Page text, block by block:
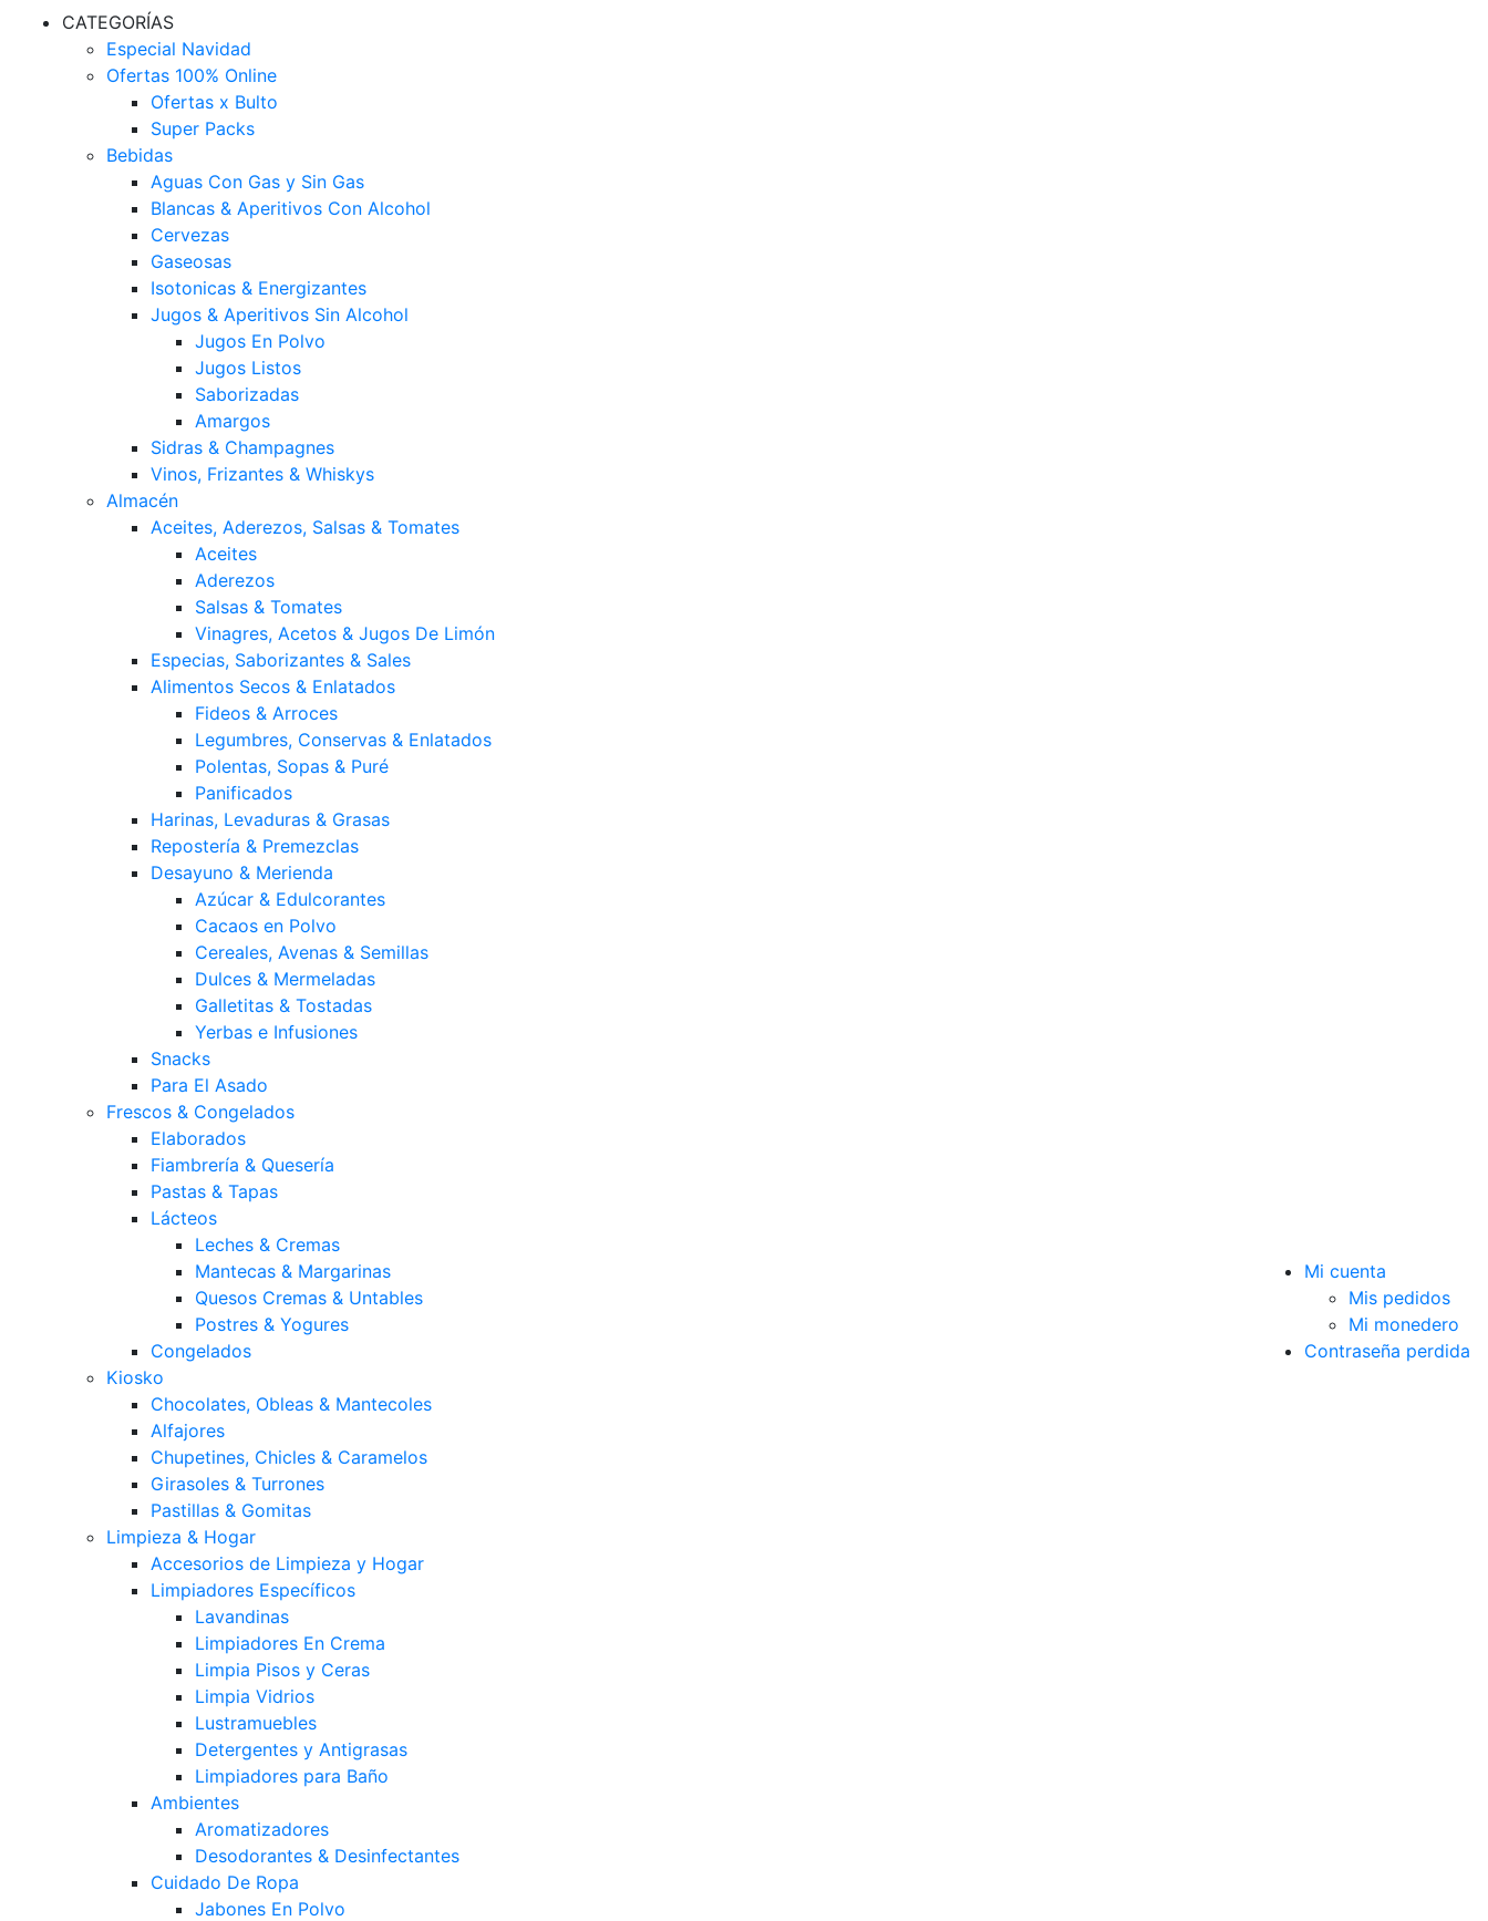
CATEGORÍAS
Especial Navidad
Ofertas 100% Online
Ofertas x Bulto
Super Packs
Bebidas
Aguas Con Gas y Sin Gas
Blancas & Aperitivos Con Alcohol
Cervezas
Gaseosas
Isotonicas & Energizantes
Jugos & Aperitivos Sin Alcohol
Jugos En Polvo
Jugos Listos
Saborizadas
Amargos
Sidras & Champagnes
Vinos, Frizantes & Whiskys
Almacén
Aceites, Aderezos, Salsas & Tomates
Aceites
Aderezos
Salsas & Tomates
Vinagres, Acetos & Jugos De Limón
Especias, Saborizantes & Sales
Alimentos Secos & Enlatados
Fideos & Arroces
Legumbres, Conservas & Enlatados
Polentas, Sopas & Puré
Panificados
Harinas, Levaduras & Grasas
Repostería & Premezclas
Desayuno & Merienda
Azúcar & Edulcorantes
Cacaos en Polvo
Cereales, Avenas & Semillas
Dulces & Mermeladas
Galletitas & Tostadas
Yerbas e Infusiones
Snacks
Para El Asado
Frescos & Congelados
Elaborados
Fiambrería & Quesería
Pastas & Tapas
Lácteos
Leches & Cremas
Mantecas & Margarinas
Quesos Cremas & Untables
Postres & Yogures
Congelados
Kiosko
Chocolates, Obleas & Mantecoles
Alfajores
Chupetines, Chicles & Caramelos
Girasoles & Turrones
Pastillas & Gomitas
Limpieza & Hogar
Accesorios de Limpieza y Hogar
Limpiadores Específicos
Lavandinas
Limpiadores En Crema
Limpia Pisos y Ceras
Limpia Vidrios
Lustramuebles
Detergentes y Antigrasas
Limpiadores para Baño
Ambientes
Aromatizadores
Desodorantes & Desinfectantes
Cuidado De Ropa
Jabones En Polvo
Mi cuenta
Mis pedidos
Mi monedero
Contraseña perdida